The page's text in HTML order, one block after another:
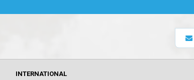
INTERNATIONAL